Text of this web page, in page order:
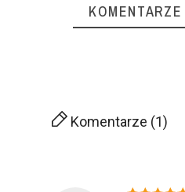
Komentarze (1)